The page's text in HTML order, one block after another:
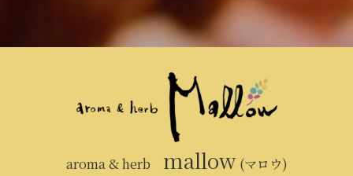
aroma & herb mallow(マロウ)